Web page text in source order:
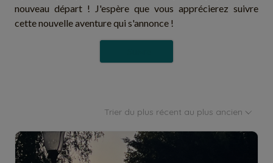
nouveau départ ! J'espère que vous apprécierez suivre
cette nouvelle aventure qui s'annonce !
Trier du plus récent au plus ancien